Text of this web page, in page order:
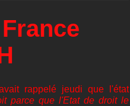
rappelé jeudi que l'état
parce que l'Etat de droit le